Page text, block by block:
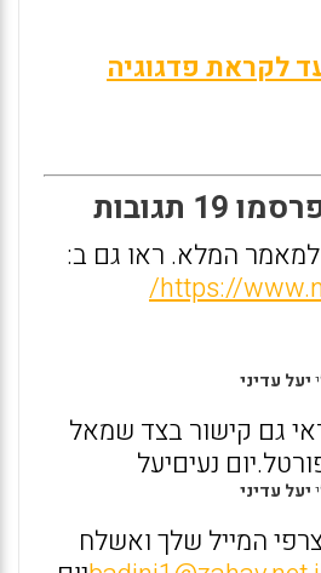
לקראת פדגוגיה
תגובות
המלא. ראו גם ב:
https://
יעל עדיני
ראי גם קישור בצד שמאל
נעיםיעל
יעל עדיני
המייל שלך ואשלח